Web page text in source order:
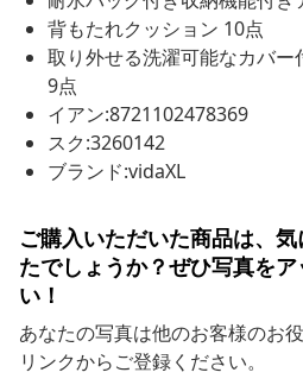
背もたれクッション 10点
取り外せる洗濯可能なカバ
9点
イアン:8721102478369
スク:3260142
ブランド:vidaXL
ご購入いただいた商品は、
たでしょうか？ぜひ写真を
い！
あなたの写真は他のお客様のお
リンクからご登録ください。